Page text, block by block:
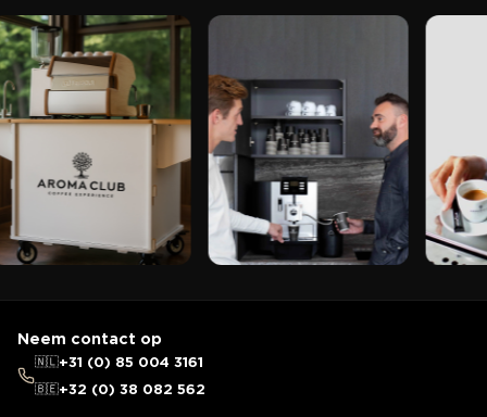
Neem contact op
🇳🇱+31 (0) 85 004 3161
🇧🇪+32 (0) 38 082 562